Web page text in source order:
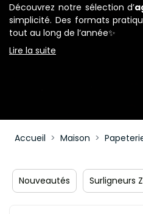
Découvrez notre sélection d’
simplicité. Des formats
tout au long de l’année✨
Lire la suite
Accueil Maison
Nouveautés Surligneurs